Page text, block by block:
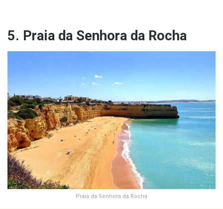
5. Praia da Senhora da Rocha
Praia da Senhora da Rocha